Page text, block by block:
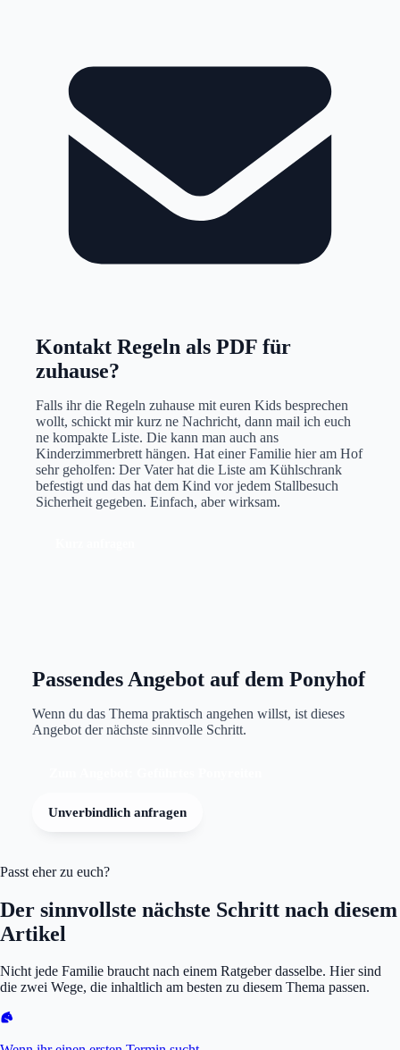
Kontakt Regeln als PDF für
zuhause?
Falls ihr die Regeln zuhause mit euren Kids besprechen
wollt, schickt mir kurz ne Nachricht, dann mail ich euch
ne kompakte Liste. Die kann man auch ans
Kinderzimmerbrett hängen. Hat einer Familie hier am Hof
sehr geholfen: Der Vater hat die Liste am Kühlschrank
befestigt und das hat dem Kind vor jedem Stallbesuch
Sicherheit gegeben. Einfach, aber wirksam.
Passendes Angebot auf dem Ponyhof
Wenn du das Thema praktisch angehen willst, ist dieses
Angebot der nächste sinnvolle Schritt.
Unverbindlich anfragen
Passt eher zu euch?
Der sinnvollste nächste Schritt nach diesem
Artikel
Nicht jede Familie braucht nach einem Ratgeber dasselbe. Hier sind
die zwei Wege, die inhaltlich am besten zu diesem Thema passen.